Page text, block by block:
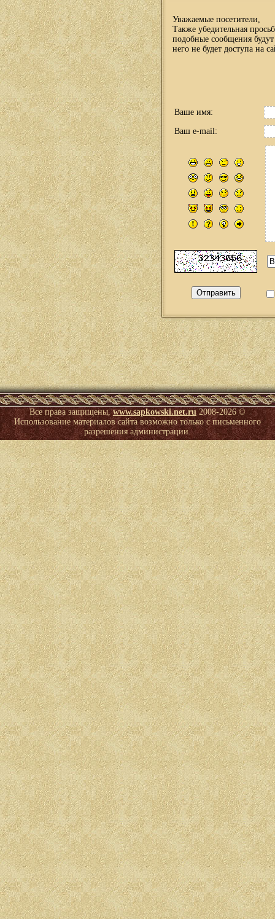
Уважаемые посетители,
Также убедительная
подобные сообщения
него не будет доступа на
Ваше имя:
Ваш e-mail:
Все права защищены,www.sapkowski.net.ru2008-2026 ©
Использование материалов сайта возможно только с письменного
разрешения администрации.